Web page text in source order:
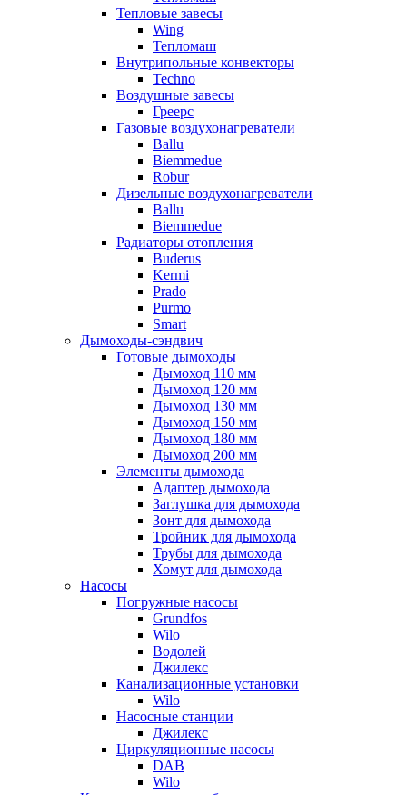
Тепловые завесы
Wing
Тепломаш
Внутрипольные конвекторы
Techno
Воздушные завесы
Греерс
Газовые воздухонагреватели
Ballu
Biemmedue
Robur
Дизельные воздухонагреватели
Ballu
Biemmedue
Радиаторы отопления
Buderus
Kermi
Prado
Purmo
Smart
Дымоходы-сэндвич
Готовые дымоходы
Дымоход 110 мм
Дымоход 120 мм
Дымоход 130 мм
Дымоход 150 мм
Дымоход 180 мм
Дымоход 200 мм
Элементы дымохода
Адаптер дымохода
Заглушка для дымохода
Зонт для дымохода
Тройник для дымохода
Трубы для дымохода
Хомут для дымохода
Насосы
Погружные насосы
Grundfos
Wilo
Водолей
Джилекс
Канализационные установки
Wilo
Насосные станции
Джилекс
Циркуляционные насосы
DAB
Wilo